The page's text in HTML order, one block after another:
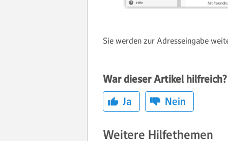
Sie werden zur Adresseingabe
War dieser Artikel hilfreich?
Ja
Nein
Weitere Hilfethemen